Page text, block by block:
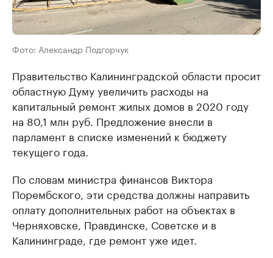
Фото: Александр Подгорчук
Правительство Калининградской области просит
областную Думу увеличить расходы на
капитальный ремонт жилых домов в 2020 году
на 80,1 млн руб. Предложение внесли в
парламент в списке изменений к бюджету
текущего года.
По словам министра финансов Виктора
Порембского, эти средства должны направить
оплату дополнительных работ на объектах в
Черняховске, Правдинске, Советске и в
Калининграде, где ремонт уже идет.